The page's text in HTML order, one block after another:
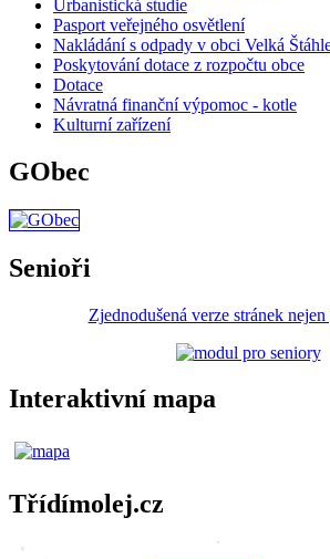
Urbanistická studie
Pasport veřejného osvětlení
Nakládání s odpady v obci Velká
Poskytování dotace z rozpočtu obce
Dotace
Návratná finanční výpomoc - kotle
Kulturní zařízení
GObec
Senioři
Zjednodušená verze stránek
Interaktivní mapa
Třídímolej.cz